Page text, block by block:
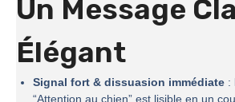
Un Message
Élégant
Signal fort & dissuasion immédiate :
“Attention au chien” est lisible en un